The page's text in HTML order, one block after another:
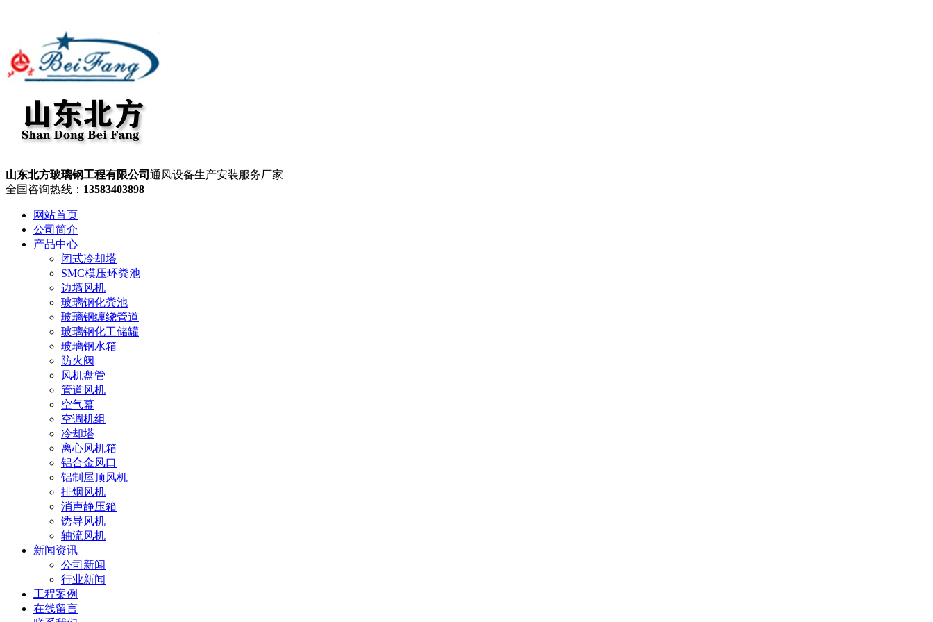
山东北方玻璃钢工程有限公司 通风设备生产安装服务厂家
全国咨询热线： 13583403898
网站首页
公司简介
产品中心
闭式冷却塔
SMC模压环粪池
边墙风机
玻璃钢化粪池
玻璃钢缠绕管道
玻璃钢化工储罐
玻璃钢水箱
防火阀
风机盘管
管道风机
空气幕
空调机组
冷却塔
离心风机箱
铝合金风口
铝制屋顶风机
排烟风机
消声静压箱
诱导风机
轴流风机
新闻资讯
公司新闻
行业新闻
工程案例
在线留言